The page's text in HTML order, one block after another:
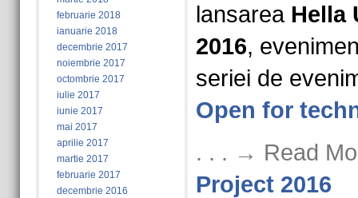
februarie 2018
ianuarie 2018
decembrie 2017
noiembrie 2017
octombrie 2017
iulie 2017
iunie 2017
mai 2017
aprilie 2017
martie 2017
februarie 2017
decembrie 2016
lansarea Hella
2016,
seriei de
Open for
. . . → Read
Project 2016